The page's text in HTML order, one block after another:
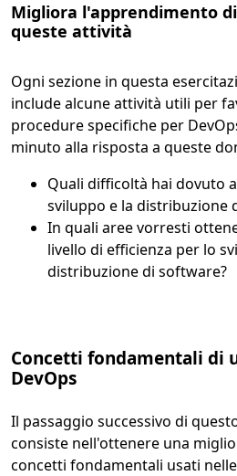
Migliora l'apprendimento di
queste attività
Ogni sezione in questa
include alcune attività utili per
procedure specifiche per
minuto alla risposta a queste
Quali difficoltà hai dovuto
sviluppo e la distribuzione
In quali aree vorresti
livello di efficienza per lo
distribuzione di software?
Concetti fondamentali di
DevOps
Il passaggio successivo di
consiste nell'ottenere una
concetti fondamentali usati